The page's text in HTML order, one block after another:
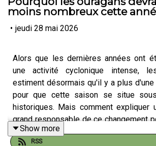
moins nombreux cette
• jeudi 28 mai 2026
Alors que les dernières années ont
une activité cyclonique intense,
estiment désormais qu'il y a plus d'une
pour que cette saison se situe
historiques. Mais comment expliquer
grand responsable de ce changement
connu : El Niño.
Show more
RSS